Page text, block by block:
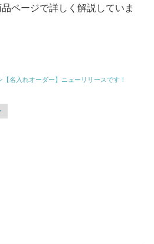
品ページで詳しく解説していま
【名入れオーダー】ニューリリースです！